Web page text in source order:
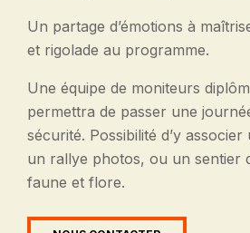
Un partage d’émotions à
et rigolade au programme.
Une équipe de moniteurs
permettra de passer une
sécurité. Possibilité d’y
un rallye photos, ou un sentier
faune et flore.